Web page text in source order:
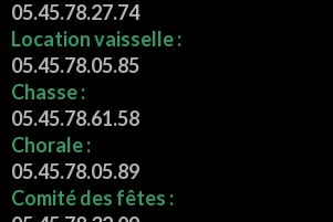
05.45.78.27.74
Location vaisselle :
05.45.78.05.85
Chasse :
05.45.78.61.58
Chorale :
05.45.78.05.89
Comité des fêtes :